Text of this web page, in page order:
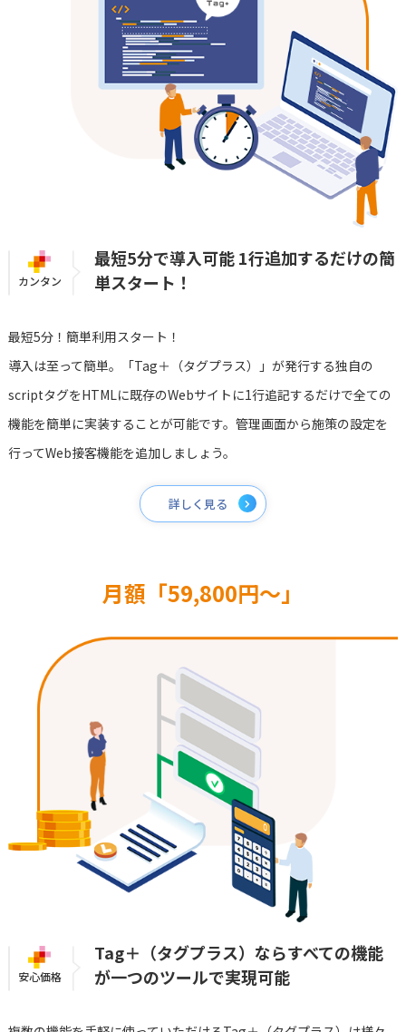
カンタン
最短5分で導入可能1行追加するだけの簡
単スタート！
最短5分！簡単利用スタート！
導入は至って簡単。「Tag＋（タグプラス）」が発行する独自の
scriptタグをHTMLに既存のWebサイトに1行追記するだけで全ての
機能を簡単に実装することが可能です。管理画面から施策の設定を
行ってWeb接客機能を追加しましょう。
詳しく見る
月額「59,800円〜」
安心価格
Tag＋（タグプラス）ならすべての機能
が一つのツールで実現可能